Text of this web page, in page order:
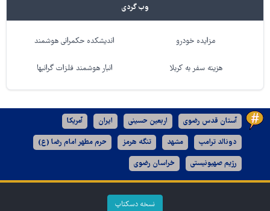
وب گردی
مزایده خودرو اندیشکده حکمرانی هوشمند
هزینه سفر به کربلا انبار هوشمند فلزات گرانبها
آستان قدس رضوی اربعین حسینی ایران آمریکا
دونالد ترامپ مشهد تنگه هرمز حرم مطهر امام رضا (ع)
رژیم صهیونیستی خراسان رضوی
نسخه دسکتاپ